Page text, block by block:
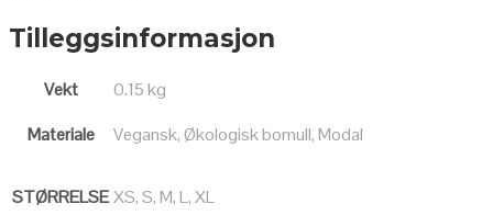
Tilleggsinformasjon
Vekt
0.15 kg
Materiale
Vegansk, Økologisk bomull, Modal
STØRRELSEXS, S, M, L, XL